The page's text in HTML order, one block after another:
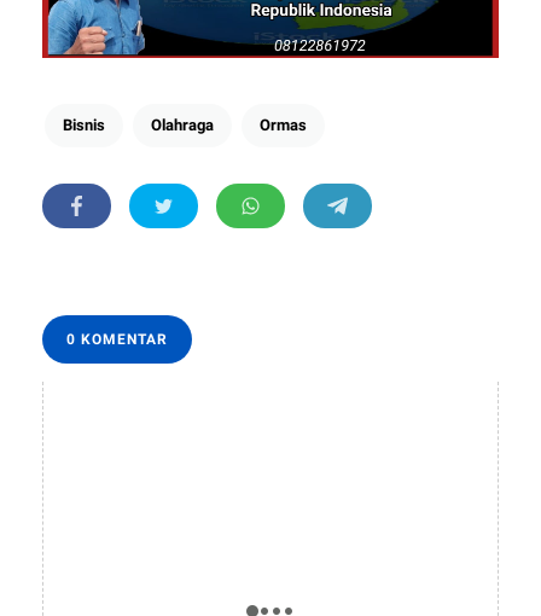
Bisnis Olahraga Ormas
0 KOMENTAR